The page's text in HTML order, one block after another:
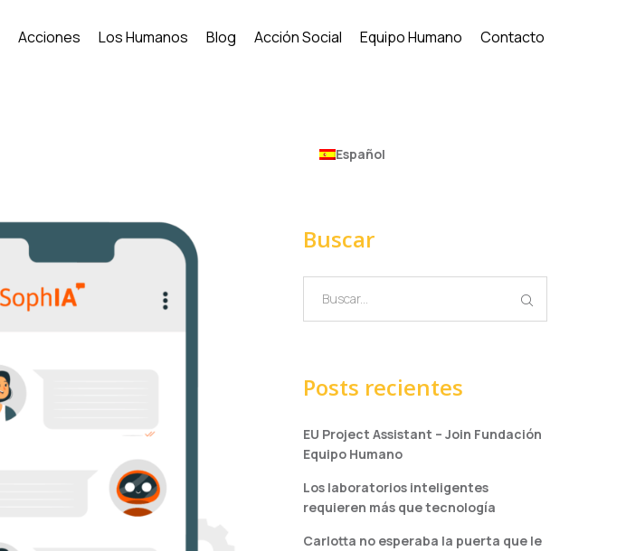
Acciones Los Humanos Blog Acción Social Equipo Humano Contacto
Español
Buscar
Posts recientes
EU Project Assistant – Join Fundación
Equipo Humano
Los laboratorios inteligentes
requieren más que tecnología
Carlotta no esperaba la puerta que le